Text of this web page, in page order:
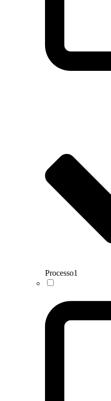
Processo1